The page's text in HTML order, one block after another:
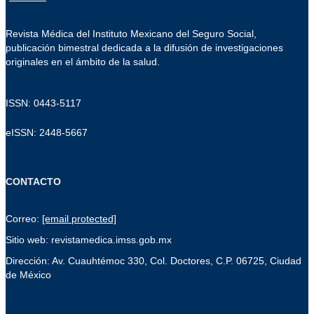
Revista Médica del Instituto Mexicano del Seguro Social,
publicación bimestral dedicada a la difusión de investigaciones
originales en el ámbito de la salud.
ISSN: 0443-5117
eISSN: 2448-5667
CONTACTO
Correo: [email protected]
Sitio web: revistamedica.imss.gob.mx
Dirección: Av. Cuauhtémoc 330, Col. Doctores, C.P. 06725, Ciudad
de México